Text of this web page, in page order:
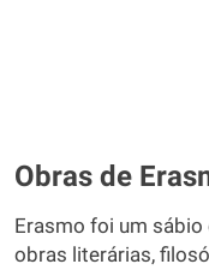
Obras de
Erasmo foi um sábio
obras literárias,